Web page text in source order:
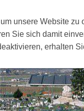
DEUTSCH O
unsere Website zu
Sie sich damit
erhalten